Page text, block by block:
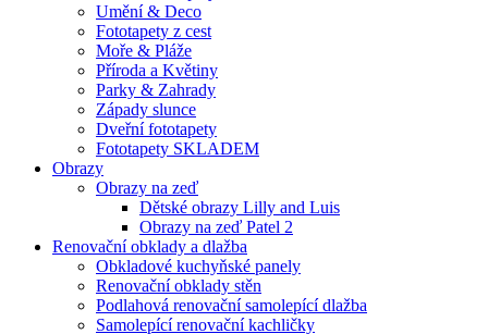
Umění & Deco
Fototapety z cest
Moře & Pláže
Příroda a Květiny
Parky & Zahrady
Západy slunce
Dveřní fototapety
Fototapety SKLADEM
Obrazy
Obrazy na zeď
Dětské obrazy Lilly and Luis
Obrazy na zeď Patel 2
Renovační obklady a dlažba
Obkladové kuchyňské panely
Renovační obklady stěn
Podlahová renovační samolepící dlažba
Samolepící renovační kachličky